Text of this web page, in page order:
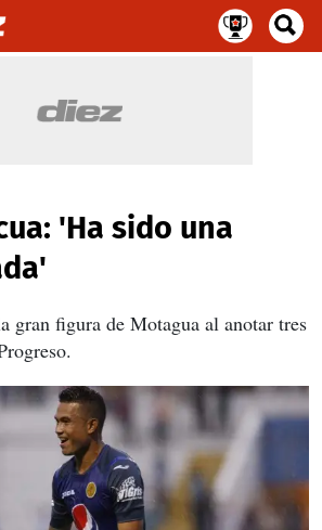
'Ha sido una
gran figura de Motagua al anotar tres